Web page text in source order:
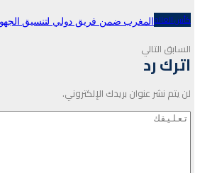
كأس العالم المغرب ضمن فريق دولي لتنسيق الجهود
السابق التالي
اترك رد
لن يتم نشر عنوان بريدك الإلكتروني.